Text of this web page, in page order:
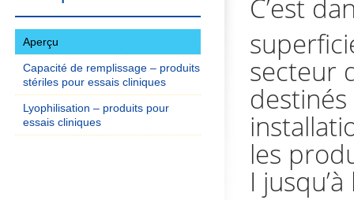
Aperçu
Capacité de remplissage – produits
stériles pour essais cliniques
Lyophilisation – produits pour
essais cliniques
C’est
secteur
les
I